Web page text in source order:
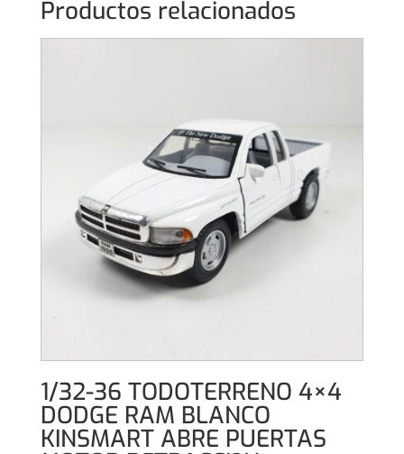
Productos relacionados
1/32-36 TODOTERRENO 4×4
DODGE RAM BLANCO
KINSMART ABRE PUERTAS